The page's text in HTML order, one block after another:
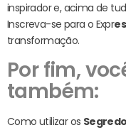
inspirador e, acima de
Inscreva-se para o Expr
transformação.
Por fim,
também:
Como utilizar os